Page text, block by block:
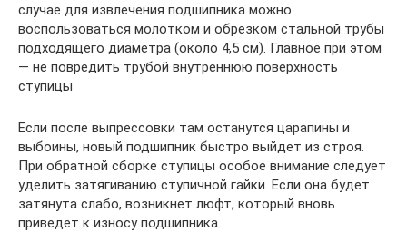
случае для извлечения подшипника можно
воспользоваться молотком и обрезком стальной трубы
подходящего диаметра (около 4,5 см). Главное при этом
— не повредить трубой внутреннюю поверхность
ступицы
Если после выпрессовки там останутся царапины и
выбоины, новый подшипник быстро выйдет из строя.
При обратной сборке ступицы особое внимание следует
уделить затягиванию ступичной гайки. Если она будет
затянута слабо, возникнет люфт, который вновь
приведёт к износу подшипника